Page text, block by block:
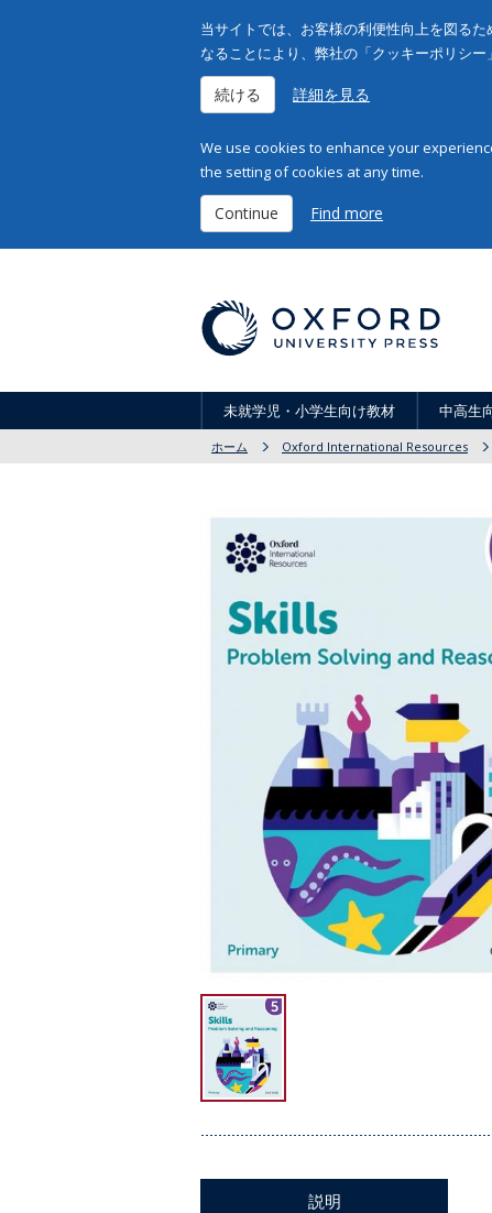
当サイトでは、お客様の利便性向上を図る
なることにより、弊社の「クッキーポリシ
続ける 詳細を見る
We use cookies to enhance your
the setting of cookies at any time.
Continue Find more
未就学児・小学生向け教材 中高生
ホーム Oxford International Resources
説明